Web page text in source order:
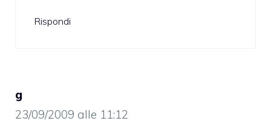
Rispondi
g
23/09/2009 alle 11:12